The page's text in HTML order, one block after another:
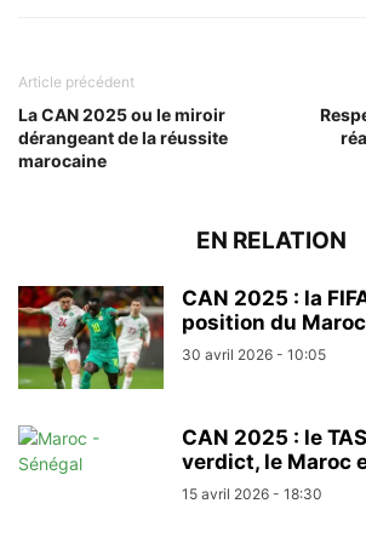
Article précédent
La CAN 2025 ou le miroir
dérangeant de la réussite
marocaine
EN RELATION
CAN 2025 : la
position du
30 avril 2026 - 10:05
CAN 2025 : le
verdict, le Maroc
15 avril 2026 - 18:30